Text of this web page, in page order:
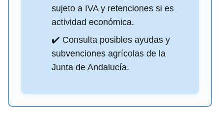
sujeto a IVA y retenciones si es
actividad económica.
✔️ Consulta posibles ayudas y
subvenciones agrícolas de la
Junta de Andalucía.